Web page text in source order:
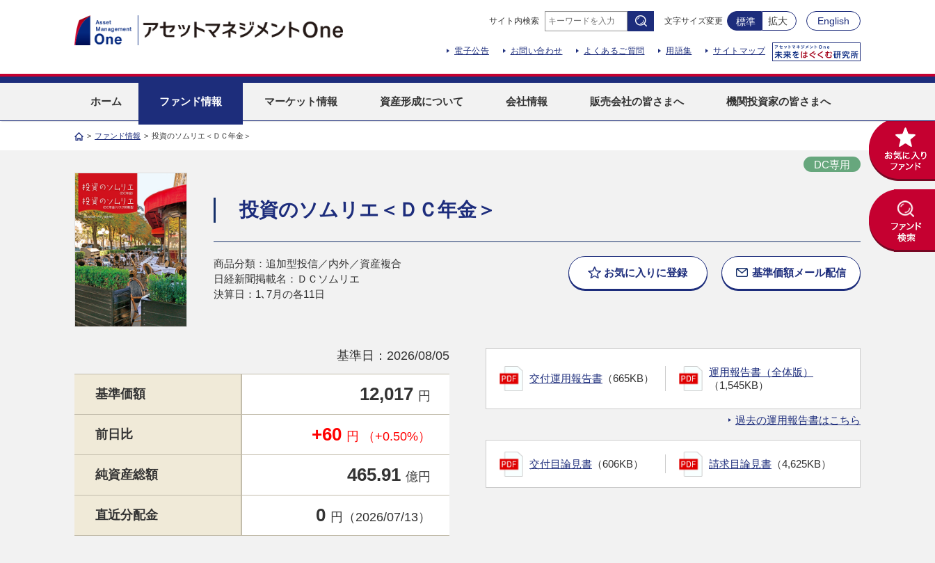
サイト内検索 文字サイズ変更 標準 拡大 English
電子公告 お問い合わせ よくあるご質問 用語集 サイトマップ
ホーム ファンド情報 マーケット情報 資産形成について 会社情報 販売会社の皆さまへ 機関投資家の皆さまへ
> ファンド情報 > 投資のソムリエ＜ＤＣ年金＞
DC専用
投資のソムリエ＜ＤＣ年金＞
商品分類：追加型投信／内外／資産複合
日経新聞掲載名：ＤＣソムリエ
決算日：1､7月の各11日
お気に入りに登録 基準価額メール配信
基準日：2026/08/05
基準価額 12,017 円
前日比 +60 円 （+0.50%）
純資産総額 465.91 億円
直近分配金 0 円（2026/07/13）
交付運用報告書 （665KB）
運用報告書（全体版）
（1,545KB）
過去の運用報告書はこちら
交付目論見書 （606KB） 請求目論見書 （4,625KB）